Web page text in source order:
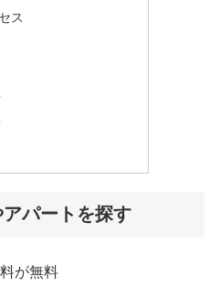
ス
パートを探す
が無料